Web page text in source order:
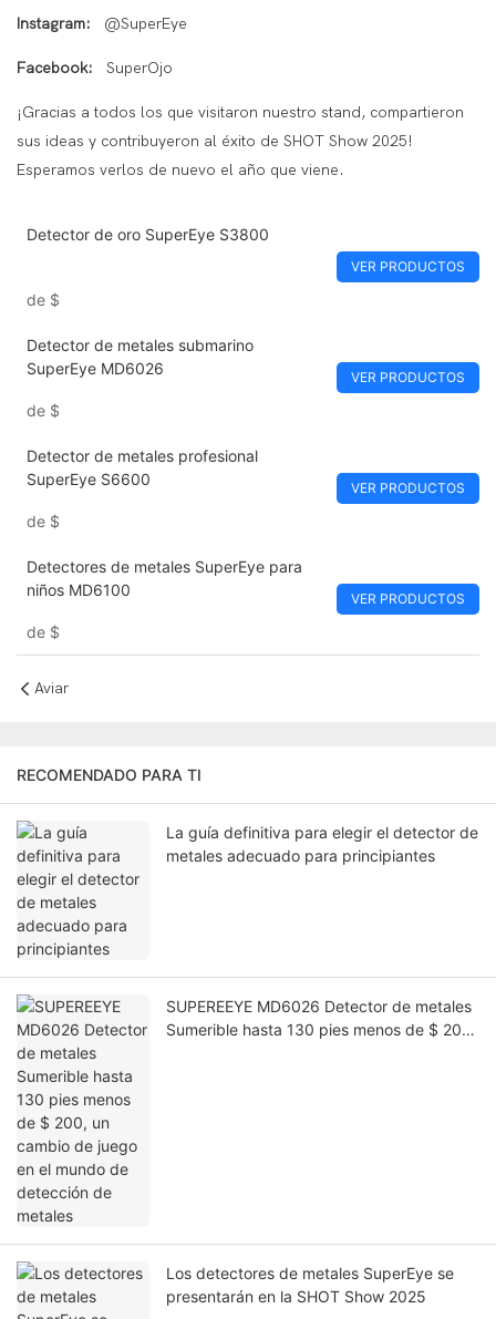
Instagram: @SuperEye
Facebook: SuperOjo
¡Gracias a todos los que visitaron nuestro stand, compartieron
sus ideas y contribuyeron al éxito de SHOT Show 2025!
Esperamos verlos de nuevo el año que viene.
Detector de oro SuperEye S3800
de $
VER PRODUCTOS
Detector de metales submarino
SuperEye MD6026
de $
VER PRODUCTOS
Detector de metales profesional
SuperEye S6600
de $
VER PRODUCTOS
Detectores de metales SuperEye para
niños MD6100
de $
VER PRODUCTOS
Aviar
RECOMENDADO PARA TI
La guía definitiva para elegir el detector de
metales adecuado para principiantes
SUPEREEYE MD6026 Detector de metales
Sumerible hasta 130 pies menos de $ 200,
Los detectores de metales SuperEye se
presentarán en la SHOT Show 2025